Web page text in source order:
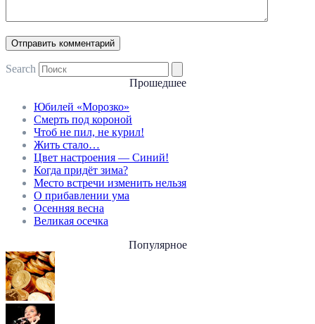
Search
Прошедшее
Юбилей «Морозко»
Смерть под короной
Чтоб не пил, не курил!
Жить стало…
Цвет настроения — Синий!
Когда придёт зима?
Место встречи изменить нельзя
О прибавлении ума
Осенняя весна
Великая осечка
Популярное